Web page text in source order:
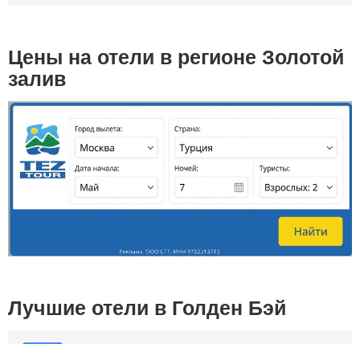
Цены на отели в регионе Золотой
залив
Лучшие отели в Голден Бэй